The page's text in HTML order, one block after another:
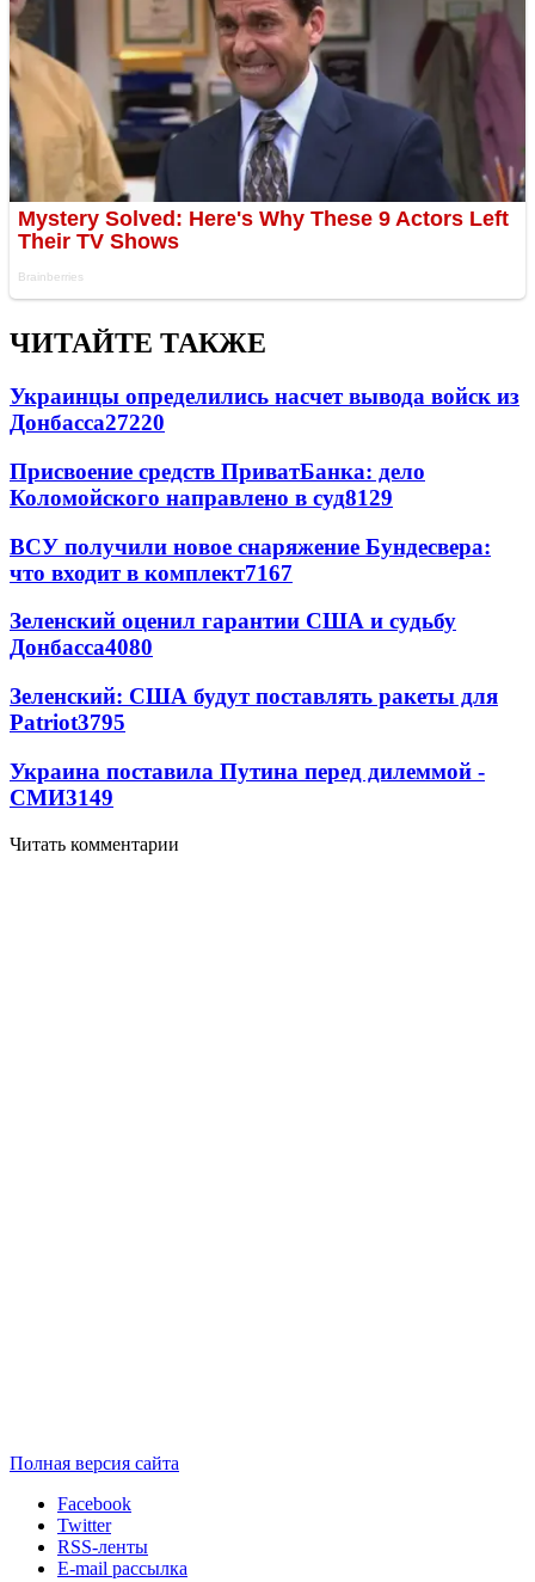
ЧИТАЙТЕ ТАКЖЕ
Украинцы определились насчет вывода войск из
Донбасса27220
Присвоение средств ПриватБанка: дело
Коломойского направлено в суд8129
ВСУ получили новое снаряжение Бундесвера:
что входит в комплект7167
Зеленский оценил гарантии США и судьбу
Донбасса4080
Зеленский: США будут поставлять ракеты для
Patriot3795
Украина поставила Путина перед дилеммой -
СМИ3149
Читать комментарии
Полная версия сайта
Facebook
Twitter
RSS-ленты
E-mail рассылка